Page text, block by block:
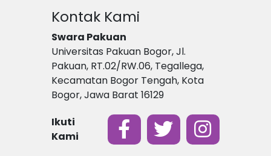
Kontak Kami
Swara Pakuan
Universitas Pakuan Bogor, Jl.
Pakuan, RT.02/RW.06, Tegallega,
Kecamatan Bogor Tengah, Kota
Bogor, Jawa Barat 16129
Ikuti
Kami